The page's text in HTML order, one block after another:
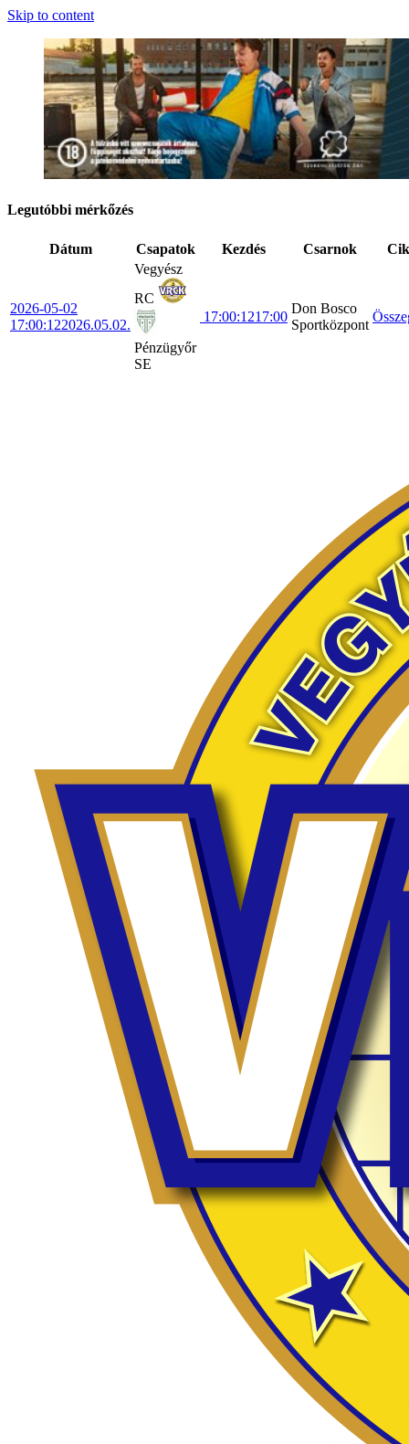
Skip to content
Legutóbbi mérkőzés
Dátum Csapatok Kezdés Csarnok
2026-05-02
17:00:122026.05.02.
Vegyész
RC
Pénzügyőr
SE
17:00:1217:00
Don Bosco
Sportközpont